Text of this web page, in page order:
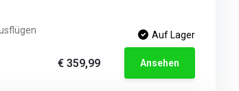
Auf Lager
€ 359,99 Ansehen